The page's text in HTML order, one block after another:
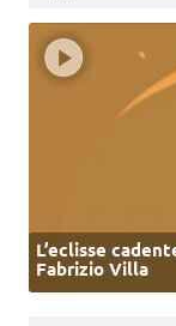
L’eclisse
Fabrizio Villa